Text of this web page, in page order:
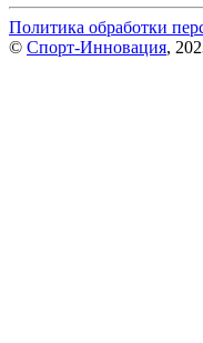
Политика обработки
© Спорт-Инновация,